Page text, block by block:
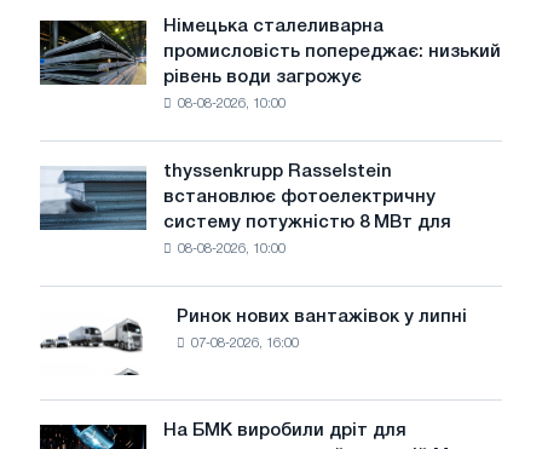
Німецька
сталеливарна
промисловість
води
загрожує
безпеці
Німецька сталеливарна
промисловість попереджає: низький
рівень води загрожує
08-08-2026, 10:00
thyssenkrupp
Rasselstein
встановлює
фотоелектричну
досягнення
цілей
thyssenkrupp Rasselstein
встановлює фотоелектричну
систему потужністю 8 МВт для
08-08-2026, 10:00
Ринок
нових
вантажівок
у
липні
Ринок нових вантажівок у липні
07-08-2026, 16:00
На
На БМК виробили дріт для